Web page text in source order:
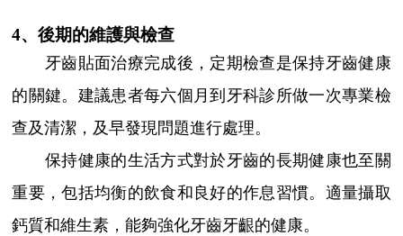
4、後期的維護與檢查
牙齒貼面治療完成後，定期檢查是保持牙齒健康
的關鍵。建議患者每六個月到牙科診所做一次專業檢
查及清潔，及早發現問題進行處理。
保持健康的生活方式對於牙齒的長期健康也至關
重要，包括均衡的飲食和良好的作息習慣。適量攝取
鈣質和維生素，能夠強化牙齒牙齦的健康。